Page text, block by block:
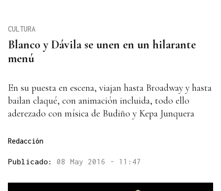
Blanco y Dávila se unen en un hilarante
menú
CULTURA
En su puesta en escena, viajan hasta Broadway y hasta
bailan claqué, con animación incluida, todo ello
aderezado con mísica de Budiño y Kepa Junquera
Redacción
Publicado: 08 May 2016 - 11:47